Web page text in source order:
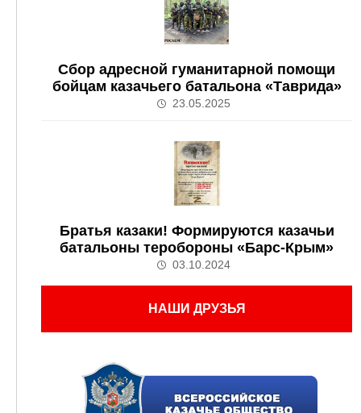
Сбор адресной гуманитарной помощи
бойцам казачьего батальона «Таврида»
23.05.2025
Братья казаки! Формируются казачьи
батальоны теробороны «Барс-Крым»
03.10.2024
НАШИ ДРУЗЬЯ